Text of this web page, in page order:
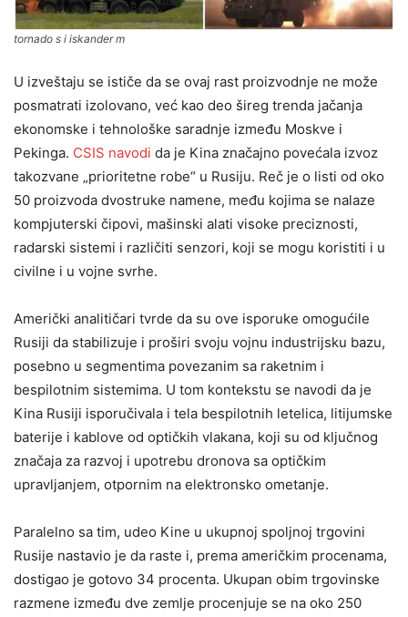
tornado s i iskander m
U izveštaju se ističe da se ovaj rast proizvodnje ne može
posmatrati izolovano, već kao deo šireg trenda jačanja
ekonomske i tehnološke saradnje između Moskve i
Pekinga. CSIS navodi da je Kina značajno povećala izvoz
takozvane „prioritetne robe“ u Rusiju. Reč je o listi od oko
50 proizvoda dvostruke namene, među kojima se nalaze
kompjuterski čipovi, mašinski alati visoke preciznosti,
radarski sistemi i različiti senzori, koji se mogu koristiti i u
civilne i u vojne svrhe.
Američki analitičari tvrde da su ove isporuke omogućile
Rusiji da stabilizuje i proširi svoju vojnu industrijsku bazu,
posebno u segmentima povezanim sa raketnim i
bespilotnim sistemima. U tom kontekstu se navodi da je
Kina Rusiji isporučivala i tela bespilotnih letelica, litijumske
baterije i kablove od optičkih vlakana, koji su od ključnog
značaja za razvoj i upotrebu dronova sa optičkim
upravljanjem, otpornim na elektronsko ometanje.
Paralelno sa tim, udeo Kine u ukupnoj spoljnoj trgovini
Rusije nastavio je da raste i, prema američkim procenama,
dostigao je gotovo 34 procenta. Ukupan obim trgovinske
razmene između dve zemlje procenjuje se na oko 250